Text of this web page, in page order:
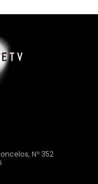
Nº 352